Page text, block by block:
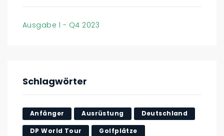
Ausgabe 1 - Q4 2023
Schlagwörter
Anfänger Ausrüstung Deutschland
DP World Tour Golfplätze